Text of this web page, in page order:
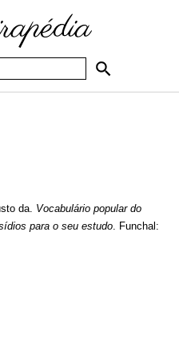
da. Vocabulário popular do
para o seu estudo. Funchal: